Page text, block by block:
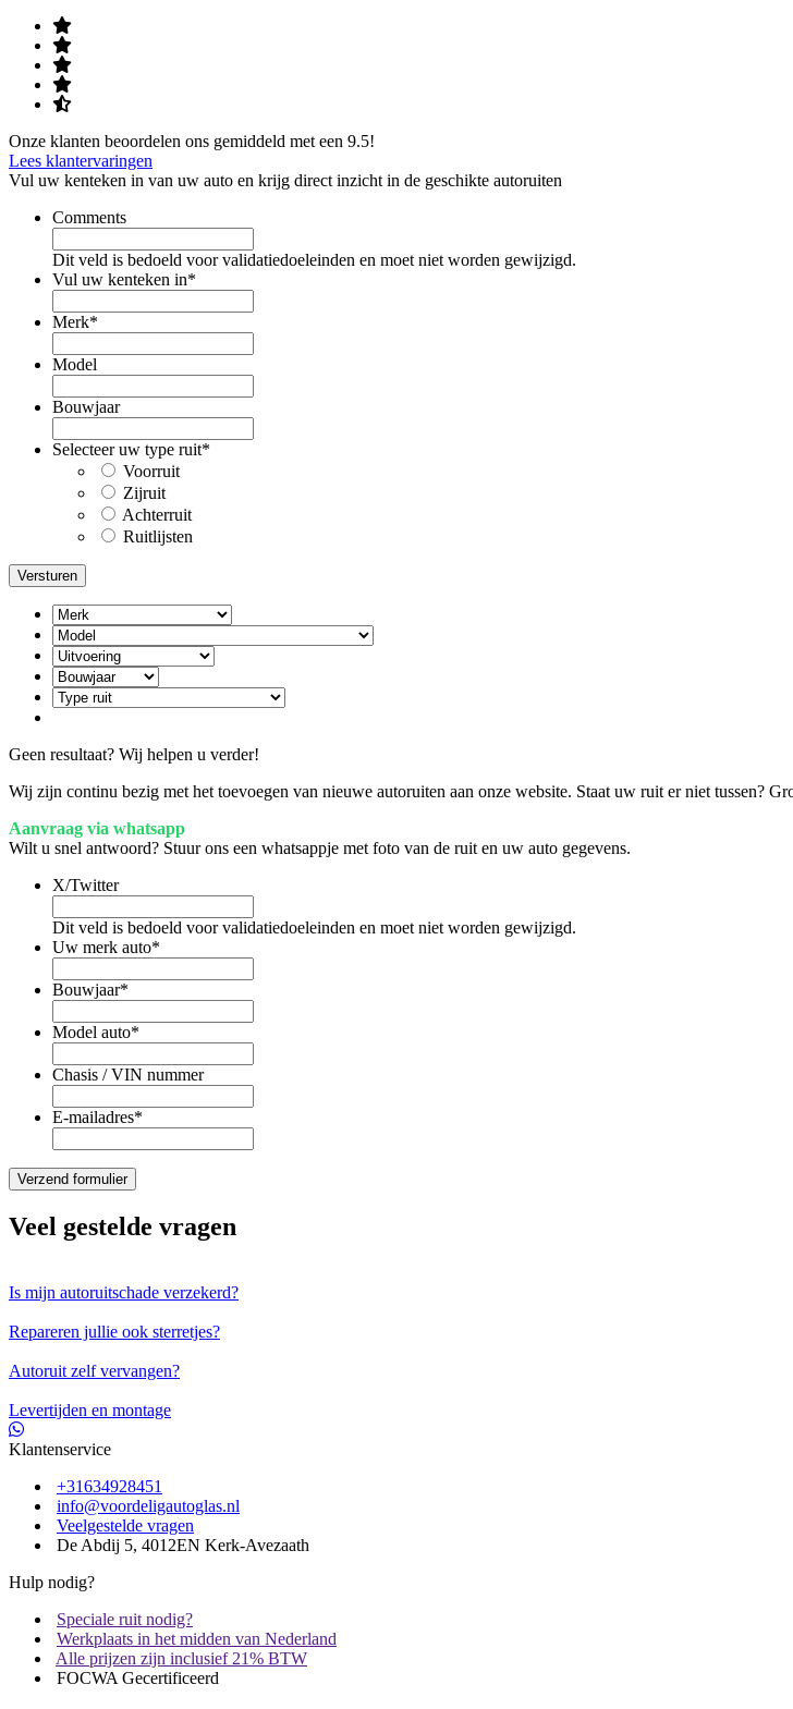
Onze klanten beoordelen ons gemiddeld met een 9.5!
Lees klantervaringen
Vul uw kenteken in van uw auto en krijg direct inzicht in de geschikte autoruiten
Comments
Dit veld is bedoeld voor validatiedoeleinden en moet niet worden gewijzigd.
Vul uw kenteken in*
Merk*
Model
Bouwjaar
Selecteer uw type ruit*
Voorruit
Zijruit
Achterruit
Ruitlijsten
Geen resultaat? Wij helpen u verder!
Wij zijn continu bezig met het toevoegen van nieuwe autoruiten aan onze website. Staat uw ruit er niet tussen?
Aanvraag via whatsapp
Wilt u snel antwoord? Stuur ons een whatsappje met foto van de ruit en uw auto gegevens.
X/Twitter
Dit veld is bedoeld voor validatiedoeleinden en moet niet worden gewijzigd.
Uw merk auto*
Bouwjaar*
Model auto*
Chasis / VIN nummer
E-mailadres*
Veel gestelde vragen
Is mijn autoruitschade verzekerd?
Repareren jullie ook sterretjes?
Autoruit zelf vervangen?
Levertijden en montage
Klantenservice
+31634928451
info@voordeligautoglas.nl
Veelgestelde vragen
De Abdij 5, 4012EN Kerk-Avezaath
Hulp nodig?
Speciale ruit nodig?
Werkplaats in het midden van Nederland
Alle prijzen zijn inclusief 21% BTW
FOCWA Gecertificeerd